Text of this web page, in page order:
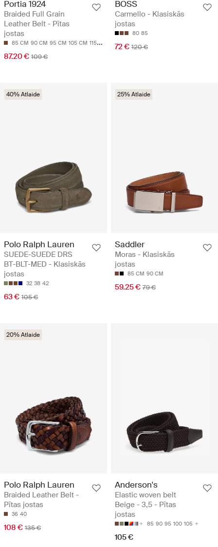
Portia 1924
Braided Full Grain
Leather Belt - Pītas
jostas
85 CM 90 CM 95 CM 105 CM 115 CM
87.20 € 109 €
BOSS
Carmello - Klasiskās
jostas
80 85
72 € 120 €
40% Atlaide
Polo Ralph Lauren
SUEDE-SUEDE DRS
BT-BLT-MED - Klasiskās
jostas
32 38 42
63 € 105 €
25% Atlaide
Saddler
Moras - Klasiskās
jostas
85 CM 90 CM
59.25 € 79 €
20% Atlaide
Polo Ralph Lauren
Braided Leather Belt -
Pītas jostas
36 40
108 € 135 €
Anderson's
Elastic woven belt
Beige - 3,5 - Pītas
jostas
85 90 95 100 105
105 €